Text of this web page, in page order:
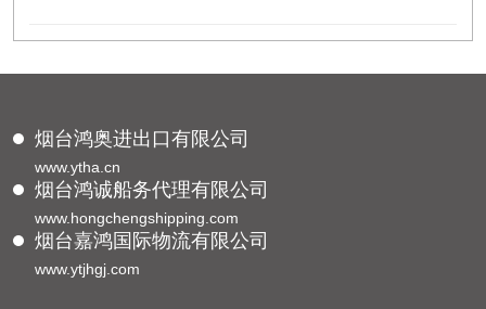
烟台鸿奥进出口有限公司
www.ytha.cn
烟台鸿诚船务代理有限公司
www.hongchengshipping.com
烟台嘉鸿国际物流有限公司
www.ytjhgj.com